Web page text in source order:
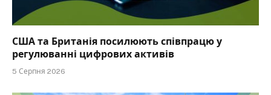
США та Британія посилюють співпрацю у
регулюванні цифрових активів
5 Серпня 2026